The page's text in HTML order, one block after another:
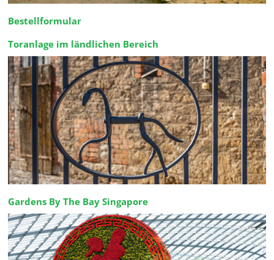
Bestellformular
Toranlage im ländlichen Bereich
Gardens By The Bay Singapore